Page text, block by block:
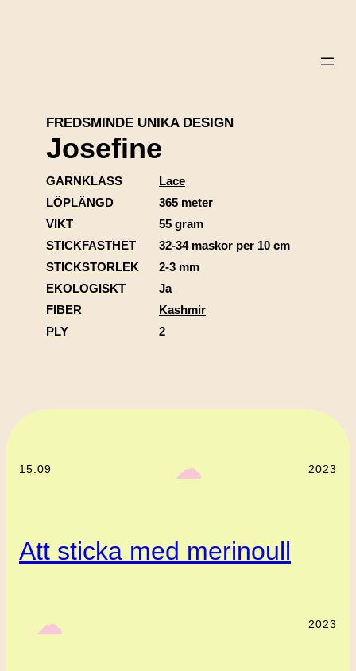
FREDSMINDE UNIKA DESIGN
Josefine
GARNKLASS
Lace
LÖPLÄNGD
365 meter
VIKT
55 gram
STICKFASTHET
32-34 maskor per 10 cm
STICKSTORLEK
2-3 mm
EKOLOGISKT
Ja
FIBER
Kashmir
PLY
2
15.09 ‎ ‎‎ ☁︎‎‎ 2023
Att sticka med merinoull
‎ ‎‎ ☁︎‎‎ 2023